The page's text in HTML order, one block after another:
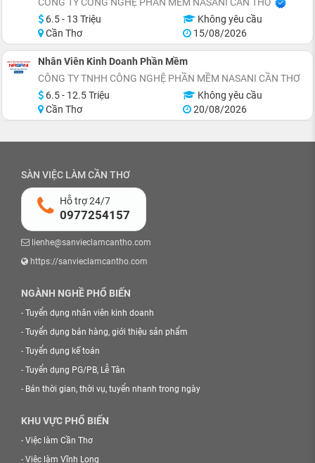
6.5 - 13 Triệu
Không yêu cầu
Cần Thơ
15/08/2026
Nhân Viên Kinh Doanh Phần Mềm
CÔNG TY TNHH CÔNG NGHỆ PHẦN MỀM NASANI CẦN THƠ
6.5 - 12.5 Triệu
Không yêu cầu
Cần Thơ
20/08/2026
SÀN VIỆC LÀM CẦN THƠ
Hỗ trợ 24/7
0977254157
lienhe@sanvieclamcantho.com
https://sanvieclamcantho.com
NGÀNH NGHỀ PHỔ BIẾN
- Tuyển dụng nhân viên kinh doanh
- Tuyển dụng bán hàng, giới thiệu sản phẩm
- Tuyển dụng kế toán
- Tuyển dụng PG/PB, Lễ Tân
- Bán thời gian, thời vụ, tuyển nhanh trong ngày
KHU VỰC PHỔ BIẾN
- Việc làm Cần Thơ
- Việc làm Vĩnh Long